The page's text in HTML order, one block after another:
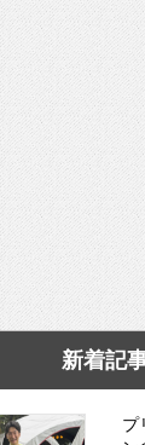
新着記
プ